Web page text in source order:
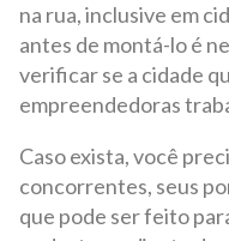
na rua, inclusive em
antes de montá-lo é
verificar se a cidade
empreendedoras
Caso exista, você
concorrentes, seus
que pode ser feito